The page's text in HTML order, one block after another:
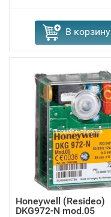
В корзину
Honeywell (Resideo)
DKG972-N mod.05